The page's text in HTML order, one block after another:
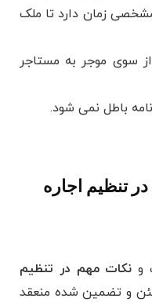
زمان دارد تا ملک
سوی موجر به مستاجر
باطل نمی شود.
تنظیم اجاره
و نکات مهم در تنظیم
و تضمین شده منعقد